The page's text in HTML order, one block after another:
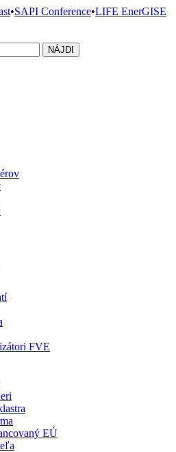
•SAPI Conference•LIFE EnerGISE
FVE
EÚ